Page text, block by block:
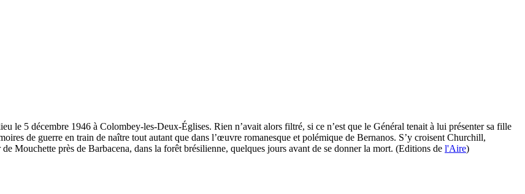
le 5 décembre 1946 à Colombey-les-Deux-Églises. Rien n’avait alors filtré, si ce n’est que le Général tenait à lui présenter sa fille
de guerre en train de naître tout autant que dans l’œuvre romanesque et polémique de Bernanos. S’y croisent Churchill,
Mouchette près de Barbacena, dans la forêt brésilienne, quelques jours avant de se donner la mort. (Editions de l'Aire)